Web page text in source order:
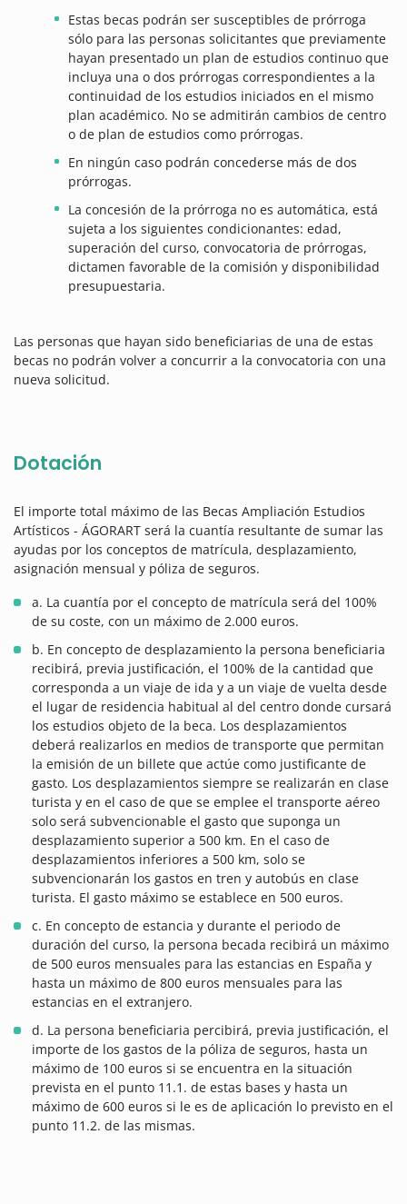
Estas becas podrán ser susceptibles de prórroga
sólo para las personas solicitantes que previamente
hayan presentado un plan de estudios continuo que
incluya una o dos prórrogas correspondientes a la
continuidad de los estudios iniciados en el mismo
plan académico. No se admitirán cambios de centro
o de plan de estudios como prórrogas.
En ningún caso podrán concederse más de dos
prórrogas.
La concesión de la prórroga no es automática, está
sujeta a los siguientes condicionantes: edad,
superación del curso, convocatoria de prórrogas,
dictamen favorable de la comisión y disponibilidad
presupuestaria.
Las personas que hayan sido beneficiarias de una de estas
becas no podrán volver a concurrir a la convocatoria con una
nueva solicitud.
Dotación
El importe total máximo de las Becas Ampliación Estudios
Artísticos - ÁGORART será la cuantía resultante de sumar las
ayudas por los conceptos de matrícula, desplazamiento,
asignación mensual y póliza de seguros.
a. La cuantía por el concepto de matrícula será del 100%
de su coste, con un máximo de 2.000 euros.
b. En concepto de desplazamiento la persona beneficiaria
recibirá, previa justificación, el 100% de la cantidad que
corresponda a un viaje de ida y a un viaje de vuelta desde
el lugar de residencia habitual al del centro donde cursará
los estudios objeto de la beca. Los desplazamientos
deberá realizarlos en medios de transporte que permitan
la emisión de un billete que actúe como justificante de
gasto. Los desplazamientos siempre se realizarán en clase
turista y en el caso de que se emplee el transporte aéreo
solo será subvencionable el gasto que suponga un
desplazamiento superior a 500 km. En el caso de
desplazamientos inferiores a 500 km, solo se
subvencionarán los gastos en tren y autobús en clase
turista. El gasto máximo se establece en 500 euros.
c. En concepto de estancia y durante el periodo de
duración del curso, la persona becada recibirá un máximo
de 500 euros mensuales para las estancias en España y
hasta un máximo de 800 euros mensuales para las
estancias en el extranjero.
d. La persona beneficiaria percibirá, previa justificación, el
importe de los gastos de la póliza de seguros, hasta un
máximo de 100 euros si se encuentra en la situación
prevista en el punto 11.1. de estas bases y hasta un
máximo de 600 euros si le es de aplicación lo previsto en el
punto 11.2. de las mismas.